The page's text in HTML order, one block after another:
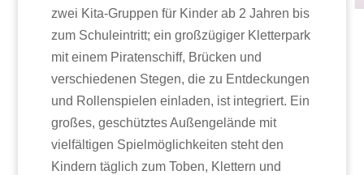
zwei Kita-Gruppen für Kinder ab 2 Jahren bis
zum Schuleintritt; ein großzügiger Kletterpark
mit einem Piratenschiff, Brücken und
verschiedenen Stegen, die zu Entdeckungen
und Rollenspielen einladen, ist integriert. Ein
großes, geschütztes Außengelände mit
vielfältigen Spielmöglichkeiten steht den
Kindern täglich zum Toben, Klettern und